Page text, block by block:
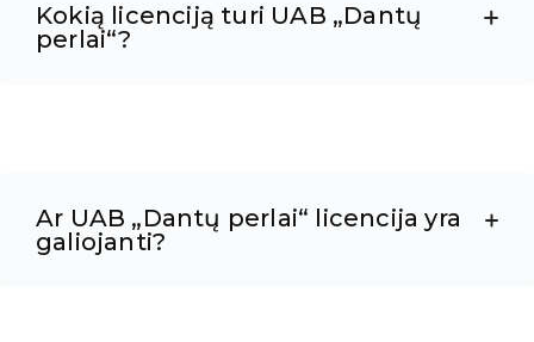
Kokią licenciją turi UAB „Dantų
perlai“?
Ar UAB „Dantų perlai“ licencija yra
galiojanti?